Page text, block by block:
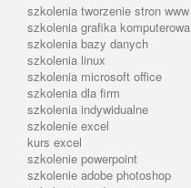
szkolenia tworzenie stron www
szkolenia grafika komputerowa
szkolenia bazy danych
szkolenia linux
szkolenia microsoft office
szkolenia dla firm
szkolenia indywidualne
szkolenie excel
kurs excel
szkolenie powerpoint
szkolenie adobe photoshop